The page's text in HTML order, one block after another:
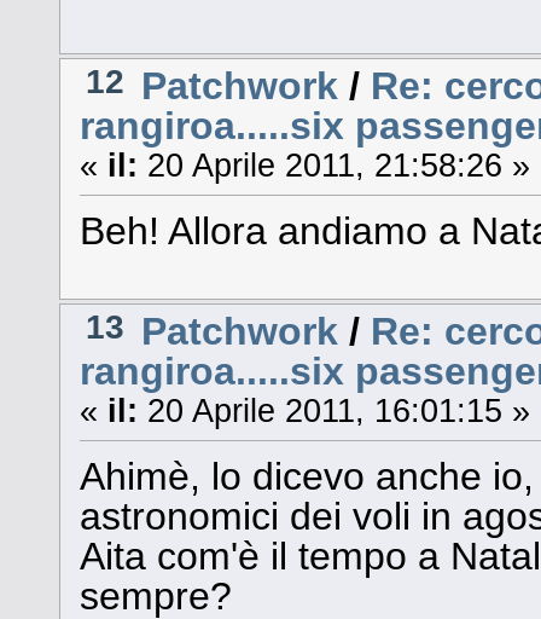
12 Patchwork / Re:
rangiroa.....six
« il: 20 Aprile 2011, 21:58:26 »
Beh! Allora andiamo a
13 Patchwork / Re:
rangiroa.....six
« il: 20 Aprile 2011, 16:01:15 »
Ahimè, lo dicevo anche
astronomici dei voli in
Aita com'è il tempo a
sempre?